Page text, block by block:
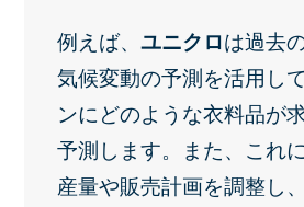
例えば、 ユニクロは過去
気候変動の予測を活用し
ンにどのような衣料品が
予測します。また、これ
産量や販売計画を調整し